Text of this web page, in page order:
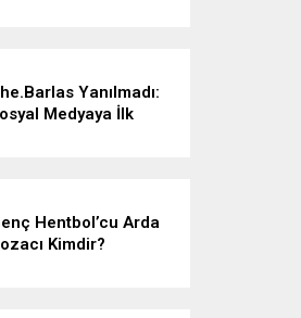
Yanılmadı:
Medyaya İlk
Hentbol’cu Arda
Kimdir?